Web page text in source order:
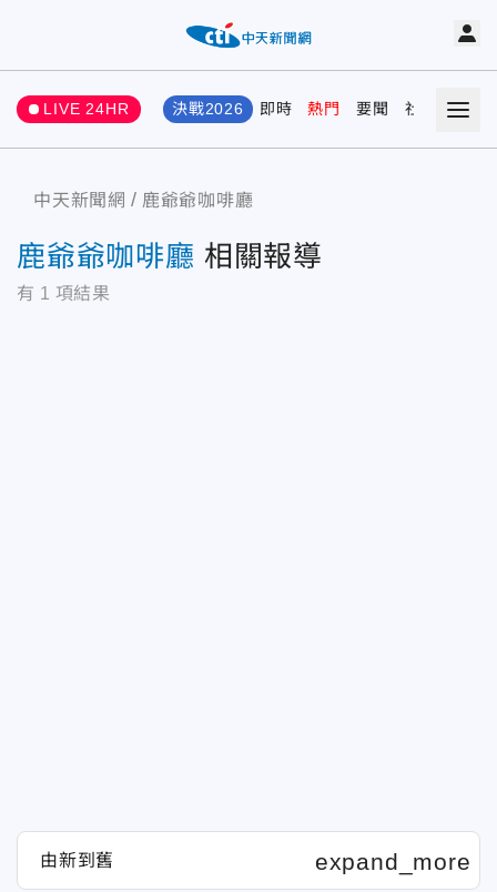
LIVE 24HR 決戰2026 即時 熱門 要聞 社會 娛樂
中天新聞網 鹿爺爺咖啡廳
鹿爺爺咖啡廳 相關報導
有 1 項結果